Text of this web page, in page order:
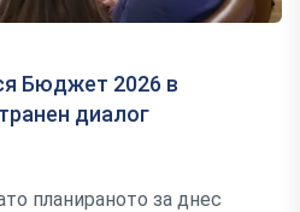
Бюджет 2026 в
диалог
планираното за днес